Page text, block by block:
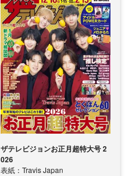
ザテレビジョンお正月超特大号 2
026
表紙：Travis Japan